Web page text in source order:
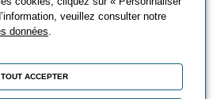
En savoir plus
veuillez consulter notre
données.
TOUT ACCEPTER